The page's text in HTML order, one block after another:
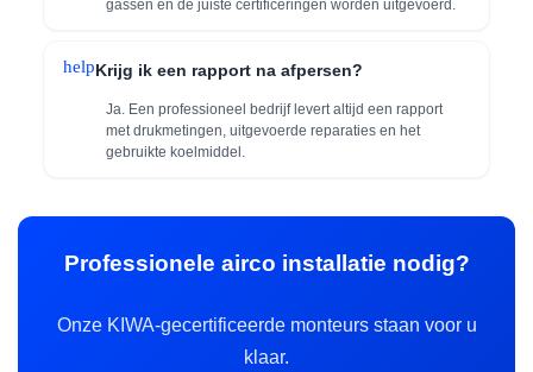
gassen en de juiste certificeringen worden uitgevoerd.
helpKrijg ik een rapport na afpersen?
Ja. Een professioneel bedrijf levert altijd een rapport
met drukmetingen, uitgevoerde reparaties en het
gebruikte koelmiddel.
Professionele airco installatie nodig?
Onze KIWA-gecertificeerde monteurs staan voor u
klaar.